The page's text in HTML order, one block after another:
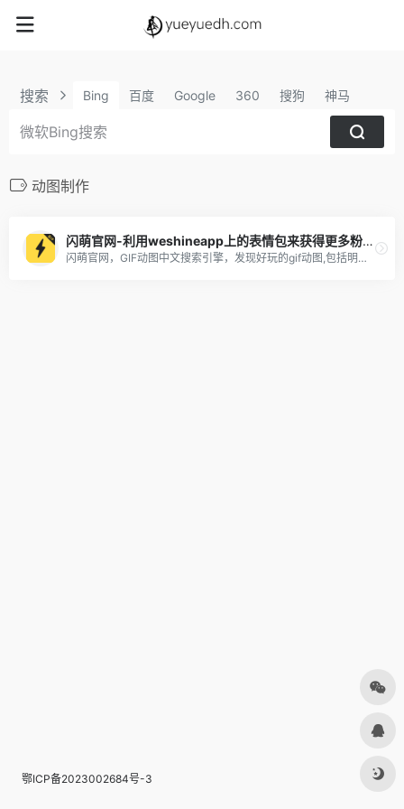
搜索 Bing 百度 Google 360 搜狗 神马
动图制作
闪萌官网-利用weshineapp上的表情包来获得更多粉丝及收益
闪萌官网，GIF动图中文搜索引擎，发现好玩的gif动图,包括明星、美女、搞笑、微信QQ聊天表情包，可以一键分享到微信QQ新浪微博，支持gif动图下载，表情包下载到手机
鄂ICP备2023002684号-3